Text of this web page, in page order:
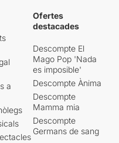
a
Ofertes
destacades
Descompte El
Mago Pop 'Nada
es imposible'
Descompte Ànima
Descompte
Mamma mia
Descompte
Germans de sang